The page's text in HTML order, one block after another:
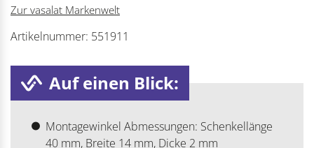
Zur vasalat Markenwelt
Artikelnummer: 551911
Auf einen Blick:
Montagewinkel Abmessungen: Schenkellänge
40 mm, Breite 14 mm, Dicke 2 mm